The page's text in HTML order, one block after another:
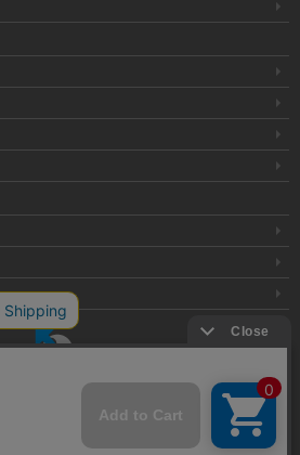
会発行 古物商許可証 第621121002176号
会社イオシス All Rights Reserved.